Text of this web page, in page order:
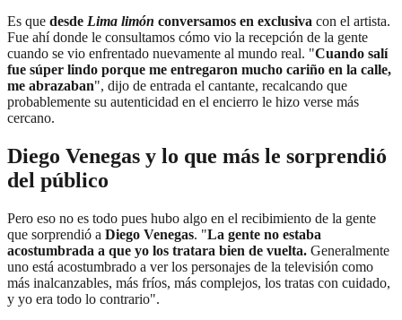
Es que desde Lima limón conversamos en exclusiva con el artista.
Fue ahí donde le consultamos cómo vio la recepción de la gente
cuando se vio enfrentado nuevamente al mundo real. "Cuando salí
fue súper lindo porque me entregaron mucho cariño en la calle,
me abrazaban", dijo de entrada el cantante, recalcando que
probablemente su autenticidad en el encierro le hizo verse más
cercano.
Diego Venegas y lo que más le sorprendió
del público
Pero eso no es todo pues hubo algo en el recibimiento de la gente
que sorprendió a Diego Venegas. "La gente no estaba
acostumbrada a que yo los tratara bien de vuelta. Generalmente
uno está acostumbrado a ver los personajes de la televisión como
más inalcanzables, más fríos, más complejos, los tratas con cuidado,
y yo era todo lo contrario".